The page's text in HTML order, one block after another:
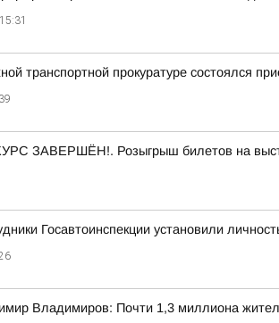
15:31
транспортной прокуратуре состоялся
ЗАВЕРШЁН!. Розыгрыш билетов на
Госавтоинспекции установили
Владимиров: Почти 1,3 миллиона